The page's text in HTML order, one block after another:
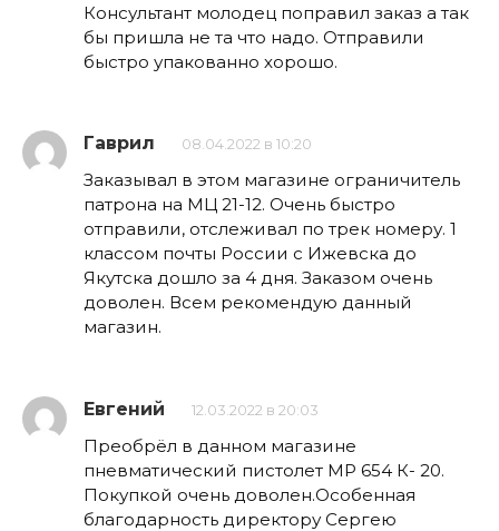
Консультант молодец поправил заказ а так
бы пришла не та что надо. Отправили
быстро упакованно хорошо.
Гаврил 08.04.2022 в 10:20
Заказывал в этом магазине ограничитель
патрона на МЦ 21-12. Очень быстро
отправили, отслеживал по трек номеру. 1
классом почты России с Ижевска до
Якутска дошло за 4 дня. Заказом очень
доволен. Всем рекомендую данный
магазин.
Евгений 12.03.2022 в 20:03
Преобрёл в данном магазине
пневматический пистолет МР 654 К- 20.
Покупкой очень доволен.Особенная
благодарность директору Сергею